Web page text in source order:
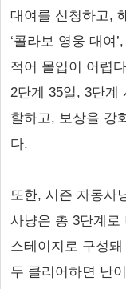
대여를 신청하고,
‘콜라보 영웅 대여
적어 몰입이 어렵
2단계 35일, 3단계
할하고, 보상을 강
다.
또한, 시즌 자동사
사냥은 총 3단계로
스테이지로 구성
두 클리어하면 난